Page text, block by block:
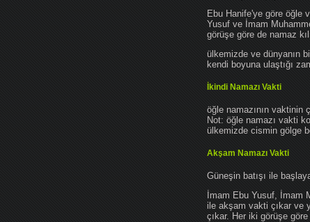
Ebu Hanife'ye göre öğle
Yusuf ve İmam
görüşe göre de namaz
ülkemizde ve dünyanın
kendi boyuna ulaştığı
İkindi Namazı Vakti
öğle namazının vaktinin
Not: öğle namazı vakti
ülkemizde cismin gölge
Akşam Namazı Vakti
Güneşin batışı ile
İmam Ebu Yusuf, İmam
ile akşam vakti çıkar ve
çıkar. Her iki görüşe göre